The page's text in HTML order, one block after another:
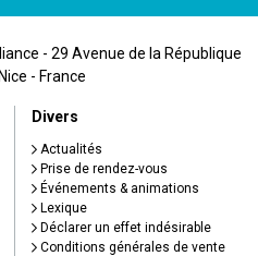
- 29 Avenue de la République
- France
Divers
Actualités
Prise de rendez-vous
Événements & animations
Lexique
Déclarer un effet indésirable
Conditions générales de vente